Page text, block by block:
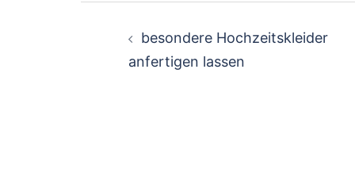
besondere Hochzeitskleider
anfertigen lassen